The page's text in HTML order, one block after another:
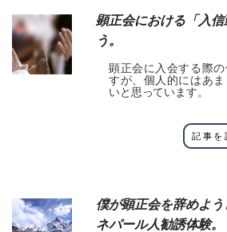
顕正会における「入
う。
顕正会に入会する際
すが、個人的にはあ
いと思っています。
記事を
僕が顕正会を辞めよう
ネパール人勧誘体験。